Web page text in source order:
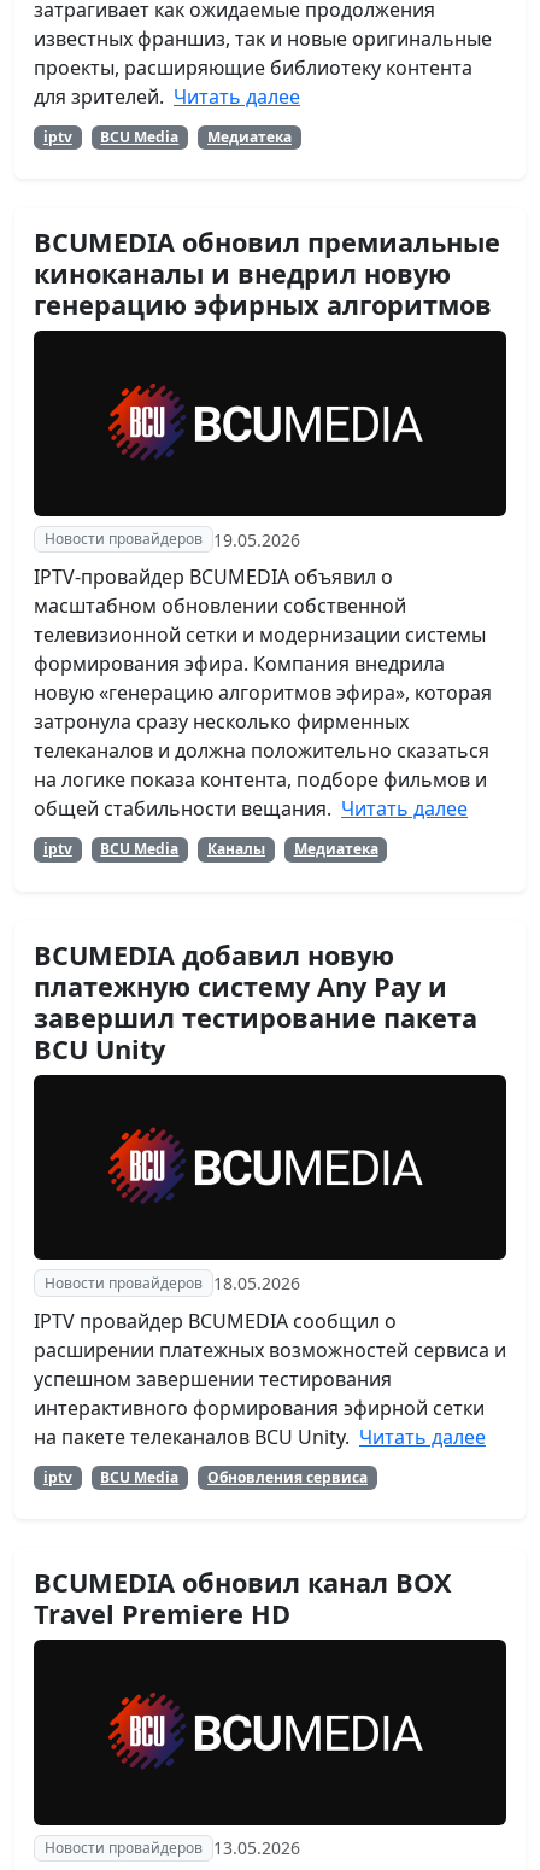
затрагивает как ожидаемые продолжения
известных франшиз, так и новые оригинальные
проекты, расширяющие библиотеку контента
для зрителей. Читать далее
iptv BCU Media Медиатека
BCUMEDIA обновил премиальные
киноканалы и внедрил новую
генерацию эфирных алгоритмов
Новости провайдеров 19.05.2026
IPTV-провайдер BCUMEDIA объявил о
масштабном обновлении собственной
телевизионной сетки и модернизации системы
формирования эфира. Компания внедрила
новую «генерацию алгоритмов эфира», которая
затронула сразу несколько фирменных
телеканалов и должна положительно сказаться
на логике показа контента, подборе фильмов и
общей стабильности вещания. Читать далее
iptv BCU Media Каналы Медиатека
BCUMEDIA добавил новую
платежную систему Any Pay и
завершил тестирование пакета
BCU Unity
Новости провайдеров 18.05.2026
IPTV провайдер BCUMEDIA сообщил о
расширении платежных возможностей сервиса и
успешном завершении тестирования
интерактивного формирования эфирной сетки
на пакете телеканалов BCU Unity. Читать далее
iptv BCU Media Обновления сервиса
BCUMEDIA обновил канал BOX
Travel Premiere HD
Новости провайдеров 13.05.2026